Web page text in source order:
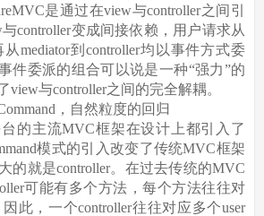
是通过在view与controller之间引
与controller变成间接依赖，用户请求从
从mediator到controller均以事件方式委
件委派的组合可以说是一种“强力”的
view与controller之间的完全解耦。
Command，自然粒度的回归
主流MVC框架在设计上都引入了
模式的引入改变了传统MVC框架
的就是controller。在过去传统的MVC
可能有多个方法，每个方法往往对
因此，一个controller往往对应多个user